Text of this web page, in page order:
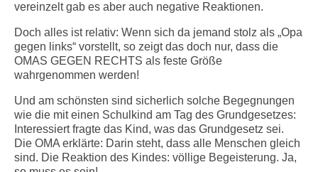
vereinzelt gab es aber auch negative Reaktionen.
Doch alles ist relativ: Wenn sich da jemand stolz als „Opa
gegen links“ vorstellt, so zeigt das doch nur, dass die
OMAS GEGEN RECHTS als feste Größe
wahrgenommen werden!
Und am schönsten sind sicherlich solche Begegnungen
wie die mit einen Schulkind am Tag des Grundgesetzes:
Interessiert fragte das Kind, was das Grundgesetz sei.
Die OMA erklärte: Darin steht, dass alle Menschen gleich
sind. Die Reaktion des Kindes: völlige Begeisterung. Ja,